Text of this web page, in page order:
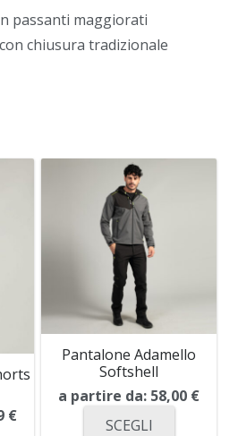
passanti maggiorati
chiusura tradizionale
€
Pantalone Adamello
Softshell
a partire da: 58,00 €
SCEGLI